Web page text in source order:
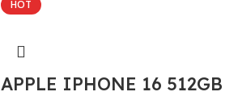
HOT
APPLE IPHONE 16 512GB